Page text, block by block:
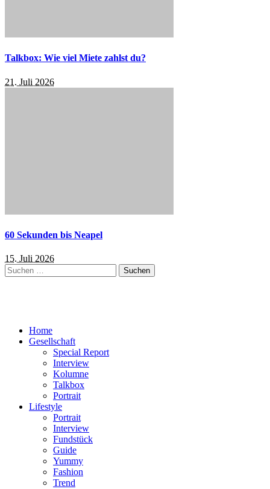
Talkbox: Wie viel Miete zahlst du?
21. Juli 2026
60 Sekunden bis Neapel
15. Juli 2026
Suchen
nach:
Home
Gesellschaft
Special Report
Interview
Kolumne
Talkbox
Portrait
Lifestyle
Portrait
Interview
Fundstück
Guide
Yummy
Fashion
Trend